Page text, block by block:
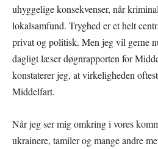
uhyggelige konsekvenser, når
lokalsamfund. Tryghed er et helt
privat og politisk. Men jeg vil gerne
dagligt læser døgnrapporten for
konstaterer jeg, at virkeligheden
Middelfart.
Når jeg ser mig omkring i vores
ukrainere, tamiler og mange andre